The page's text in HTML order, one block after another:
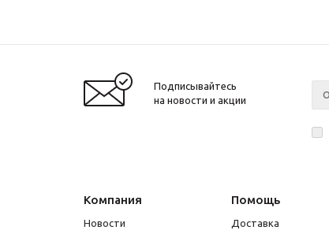
Подписывайтесь
на новости и акции
Компания Помощь
Новости Доставка